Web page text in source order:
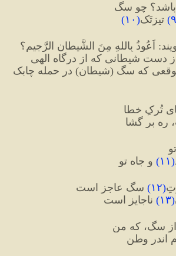
باشد؟ چو سگ
۹) تیزتَک( ۱۰)
اَعُوذُ بِاللهِ مِنَ الشَّیطانِ الرَّجیم؟
دست شیطانی که از درگاه الهی
تُرکِ خطا
ره بر گشا
(۱۱) و جاه تو
(۱۲) سگ عاجز است
(۱۳) ناجایز است
از سگ، که من